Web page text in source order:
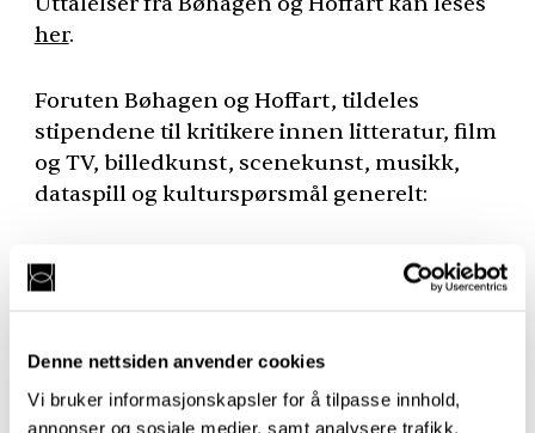
Denne nettsiden anvender cookies
Vi bruker informasjonskapsler for å tilpasse innhold,
annonser og sosiale medier, samt analysere trafikk.
her.
Foruten Bøhagen og Hoffart, tildeles
stipendene til kritikere innen litteratur, film
og TV, billedkunst, scenekunst, musikk,
dataspill og kulturspørsmål generelt:
Kritikerstipendene for 2026–2027 er tildelt
følgende kritikere:
Aksel Kielland (Morgenbladet)
Carline Tromp (Klassekampen)
Abirami Logendran (Klassekampen)